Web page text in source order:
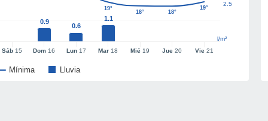
Mínima Lluvia
Sáb 15 Dom 16 Lun17 Mar 18 Mié 19 Jue 20 Vie21
2.5
l/m²
0.9
0.6
1.1
19°
18° 18°
19°